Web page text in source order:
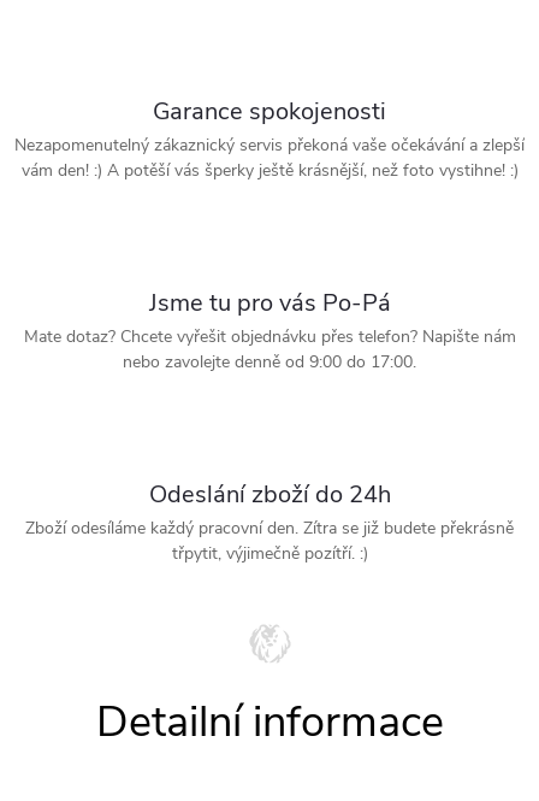
Garance spokojenosti
Nezapomenutelný zákaznický servis překoná vaše očekávání a zlepší
vám den! :) A potěší vás šperky ještě krásnější, než foto vystihne! :)
Jsme tu pro vás Po-Pá
Mate dotaz? Chcete vyřešit objednávku přes telefon? Napište nám
nebo zavolejte denně od 9:00 do 17:00.
Odeslání zboží do 24h
Zboží odesíláme každý pracovní den. Zítra se již budete překrásně
třpytit, výjimečně pozítří. :)